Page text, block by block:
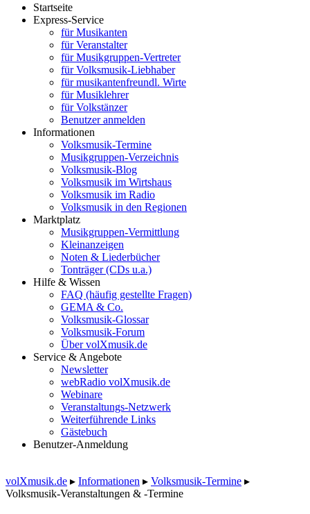
Startseite
Express-Service
für Musikanten
für Veranstalter
für Musikgruppen-Vertreter
für Volksmusik-Liebhaber
für musikantenfreundl. Wirte
für Musiklehrer
für Volkstänzer
Benutzer anmelden
Informationen
Volksmusik-Termine
Musikgruppen-Verzeichnis
Volksmusik-Blog
Volksmusik im Wirtshaus
Volksmusik im Radio
Volksmusik in den Regionen
Marktplatz
Musikgruppen-Vermittlung
Kleinanzeigen
Noten & Liederbücher
Tonträger (CDs u.a.)
Hilfe & Wissen
FAQ (häufig gestellte Fragen)
GEMA & Co.
Volksmusik-Glossar
Volksmusik-Forum
Über volXmusik.de
Service & Angebote
Newsletter
webRadio volXmusik.de
Webinare
Veranstaltungs-Netzwerk
Weiterführende Links
Gästebuch
Benutzer-Anmeldung
volXmusik.de ▸ Informationen ▸ Volksmusik-Termine ▸
Volksmusik-Veranstaltungen & -Termine